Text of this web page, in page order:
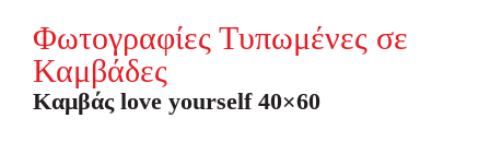
Φωτογραφίες Τυπωμένες σε
Καμβάδες
Καμβάς love yourself 40×60